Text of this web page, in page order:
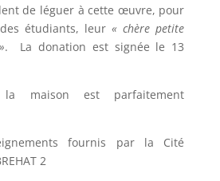
de léguer à cette œuvre, pour
étudiants, leur« chère petite
. La donation est signée le 13
maison est parfaitement
fournis par la Cité
2